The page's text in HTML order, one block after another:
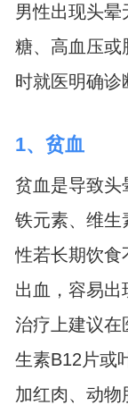
男性出现头晕
糖、高血压或
时就医明确诊
1、贫血
贫血是导致头
铁元素、维生
性若长期饮食
出血，容易出
治疗上建议在
生素B12片或
加红肉、动物